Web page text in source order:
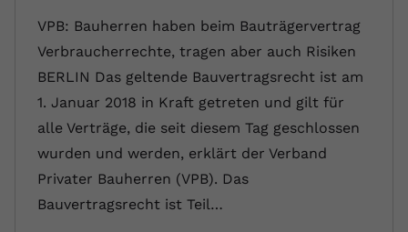
VPB: Bauherren haben beim Bauträgervertrag
Verbraucherrechte, tragen aber auch Risiken
BERLIN Das geltende Bauvertragsrecht ist am
1. Januar 2018 in Kraft getreten und gilt für
alle Verträge, die seit diesem Tag geschlossen
wurden und werden, erklärt der Verband
Privater Bauherren (VPB). Das
Bauvertragsrecht ist Teil…